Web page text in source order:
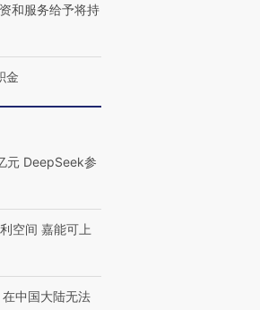
育部长拱下台
和服务给予将持
金
元 DeepSeek参
空间 嘉能可上
中国大陆无法